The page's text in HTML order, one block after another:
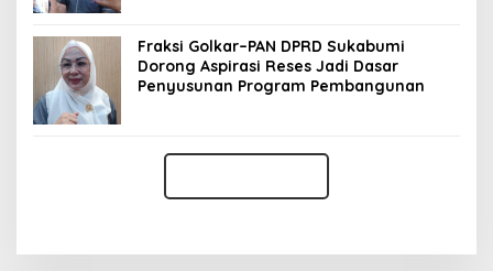
Fraksi Golkar–PAN DPRD Sukabumi
Dorong Aspirasi Reses Jadi Dasar
Penyusunan Program Pembangunan